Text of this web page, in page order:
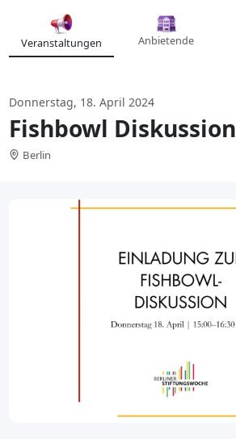
Veranstaltungen Anbietende
Donnerstag, 18. April 2024
Fishbowl Diskussion
Berlin